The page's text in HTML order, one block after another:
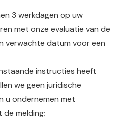
3 werkdagen op uw
met onze evaluatie van de
verwachte datum voor een
instructies heeft
we geen juridische
u ondernemen met
melding;